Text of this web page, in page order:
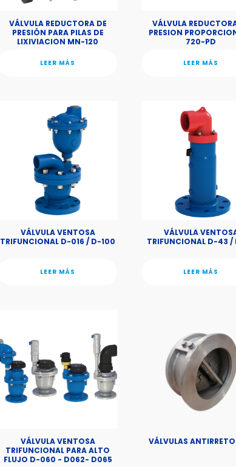
VÁLVULA REDUCTORA DE
PRESIÓN PARA PILAS DE
LIXIVIACION MN-120
LEER MÁS
VÁLVULA
PRESION
720-PD
LEER MÁS
VÁLVULA VENTOSA
TRIFUNCIONAL D-016 / D-100
LEER MÁS
VÁLVULA
TRIFUNCIONAL D-43
LEER MÁS
VÁLVULA VENTOSA
TRIFUNCIONAL PARA ALTO
FLUJO D-060 - D062- D065
VÁLVULAS